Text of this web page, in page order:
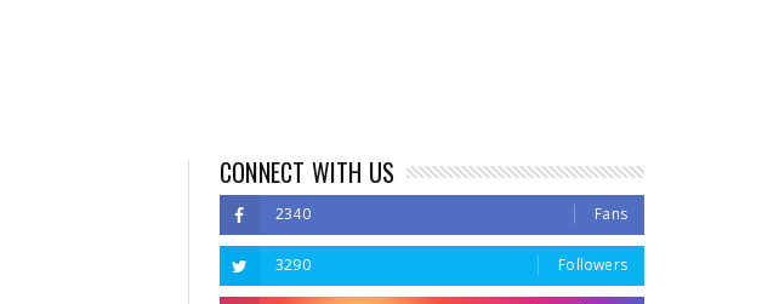
CONNECT WITH US
2340 Fans
3290 Followers